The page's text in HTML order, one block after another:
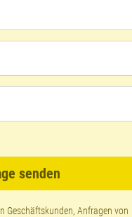
senden
Geschäftskunden, Anfragen von